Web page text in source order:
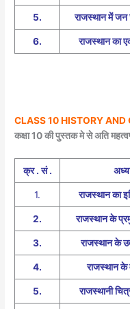
5. राजस्थान में जन
6. राजस्थान का
CLASS 10 HISTORY AND
कक्षा 10 की पुस्तक मे से अति
क्र . सं .
1. राजस्थान का
2. राजस्थान के
3. राजस्थान के
4. राजस्थान
5. राजस्थानी